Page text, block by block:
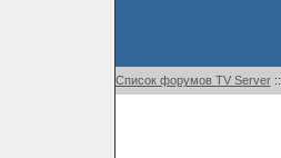
Список форумов TV Server::